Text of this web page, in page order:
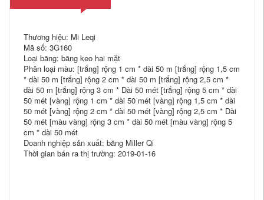
Thương hiệu: Mi Leqi
Mã số: 3G160
Loại băng: băng keo hai mặt
Phân loại màu: [trắng] rộng 1 cm * dài 50 m [trắng] rộng 1,5 cm
* dài 50 m [trắng] rộng 2 cm * dài 50 m [trắng] rộng 2,5 cm *
dài 50 m [trắng] rộng 3 cm * Dài 50 mét [trắng] rộng 5 cm * dài
50 mét [vàng] rộng 1 cm * dài 50 mét [vàng] rộng 1,5 cm * dài
50 mét [vàng] rộng 2 cm * dài 50 mét [vàng] rộng 2,5 cm * Dài
50 mét [màu vàng] rộng 3 cm * dài 50 mét [màu vàng] rộng 5
cm * dài 50 mét
Doanh nghiệp sản xuất: băng Miller Qi
Thời gian bán ra thị trường: 2019-01-16